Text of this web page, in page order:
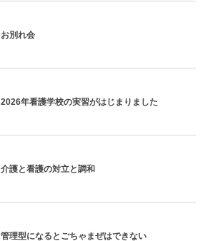
お別れ会
2026年看護学校の実習がはじまりました
介護と看護の対立と調和
管理型になるとごちゃまぜはできない